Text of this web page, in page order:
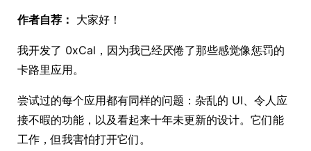
作者自荐： 大家好！
我开发了 0xCal，因为我已经厌倦了那些感觉像惩罚的
卡路里应用。
尝试过的每个应用都有同样的问题：杂乱的 UI、令人应
接不暇的功能，以及看起来十年未更新的设计。它们能
工作，但我害怕打开它们。